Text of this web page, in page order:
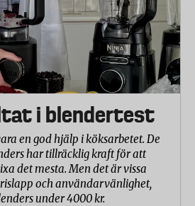
i blendertest
en god hjälp i köksarbetet. De
har tillräcklig kraft för att
det mesta. Men det är vissa
och användarvänlighet,
under 4000 kr.